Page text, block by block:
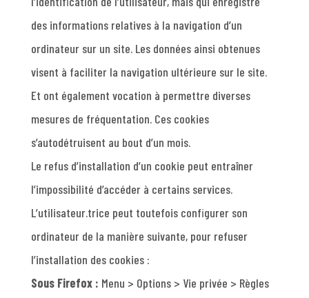
des informations relatives à la navigation d’un
ordinateur sur un site. Les données ainsi obtenues
visent à faciliter la navigation ultérieure sur le site.
Et ont également vocation à permettre diverses
mesures de fréquentation. Ces cookies
s’autodétruisent au bout d’un mois.
Le refus d’installation d’un cookie peut entraîner
l’impossibilité d’accéder à certains services.
L’utilisateur.trice peut toutefois configurer son
ordinateur de la manière suivante, pour refuser
l’installation des cookies :
Sous Firefox : Menu > Options > Vie privée > Règles